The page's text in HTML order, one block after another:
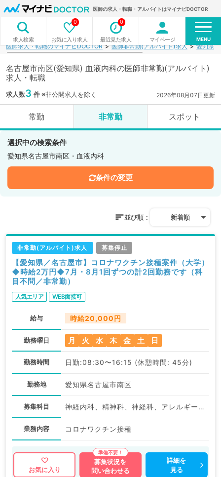
医師の求人・転職・アルバイトはマイナビDOCTOR
求人検索 お気に入り求人
0
最近見た求人
0
マイページ MENU
医師求人・転職のマイナビDOCTOR 医師非常勤(アルバイト)求人 愛知県
名古屋市南区(愛知県) 血液内科の医師非常勤(アルバイト)
求人・転職
求人数3 件※非公開求人を除く 2026年08月07日更新
常勤 非常勤 スポット
選択中の検索条件
愛知県名古屋市南区・血液内科
条件の変更
並び順： 新着順
非常勤(アルバイト)求人 募集停止
【愛知県／名古屋市】コロナワクチン接種案件（大学）
◆時給2万円◆7月・8月1回ずつの計2回勤務です（科
目不問／非常勤）
人気エリア WEB面接可
給与 時給20,000円
勤務曜日 月 火 水 木 金 土 日
勤務時間 日勤:08:30〜16:15 (休憩時間: 45分)
勤務地 愛知県名古屋市南区
募集科目 神経内科、精神科、神経科、アレルギー科、リウマチ科、小児科、整形外科、形成外科、美容外科、脳神経外科、呼吸器外科、心臓血管外科、小児外科、皮膚科、泌尿器科、産婦人科、産科、婦人科、眼科、耳鼻咽喉科、気管食道科、放射線科、リハビリテーション科、麻酔科、ペインクリニック、人工透析科、緩和ケア科、一般内科、循環器内科、呼吸器内科、消化器内科、内分泌・代謝内科、腎臓内科、老年内科、血液内科、外科系全般、一般外科、消化器外科、乳腺外科、総合診療科、美容皮膚科、健診・人間ドック、救急科・ＩＣＵ、病理科、基礎医学系、膠原病科、スポーツ整形外科、大腸・肛門外科、その他、産業医
業務内容 コロナワクチン接種
お気に入り
募集状況を
問い合わせる
詳細を
見る